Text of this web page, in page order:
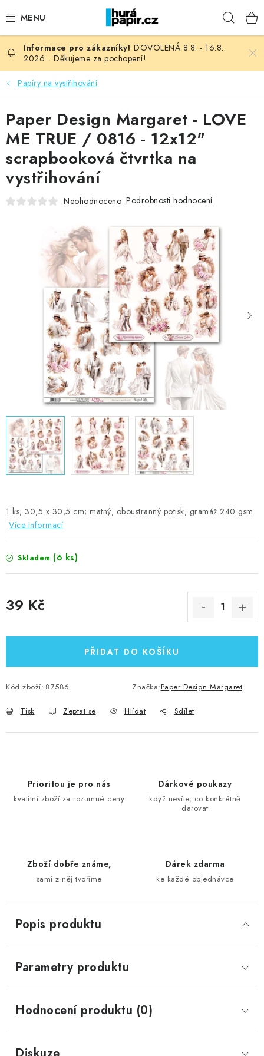
na
NOVINKY
HURÁ DÍLNA
VŠECHNO ZBOŽÍ
KNIHAŘSKÝ MATERIÁL
KURZY NATY LYSAK
OBLÍBENÉ ♥️
FOTORECENZE
MOJE OBJEDNÁVKA
Kontakty Moje objednávka
Oblíbené ♥️
Hodnocení obchodu
Obchodní podmínky
Podmínky ochrany osobních údajů
Ověřování recenzí
Jak nakupovat
DOVOLENÁ 8.8. - 16.8.
2026... Děkujeme za pochopení!
Papíry na vystřihování
1 ks; 30,5 x 30,5 cm; matný, oboustranný potisk, gramáž 240 gsm.
Více informací
Skladem (6 ks)
39 Kč
PŘIDAT DO KOŠÍKU
Kód zboží: 87586 Značka:Paper Design Margaret
Tisk Zeptat se Hlídat Sdílet
Paper Design Margaret - LOVE
ME TRUE / 0816 - 12x12"
scrapbooková čtvrtka na
vystřihování
Neohodnoceno Podrobnosti hodnocení
Prioritou je pro nás
kvalitní zboží za rozumné ceny
Dárkové poukazy
když nevíte, co konkrétně
darovat
Zboží dobře známe,
sami z něj tvoříme
Dárek zdarma
ke každé objednávce
Popis produktu
Parametry produktu
Hodnocení produktu (0)